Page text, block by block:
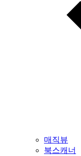
매직뷰
북스캐너